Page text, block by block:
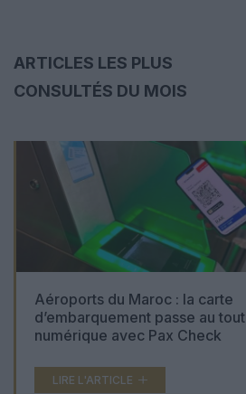
ARTICLES LES PLUS
CONSULTÉS DU MOIS
Aéroports du Maroc : la carte
d’embarquement passe au tout
numérique avec Pax Check
LIRE L'ARTICLE